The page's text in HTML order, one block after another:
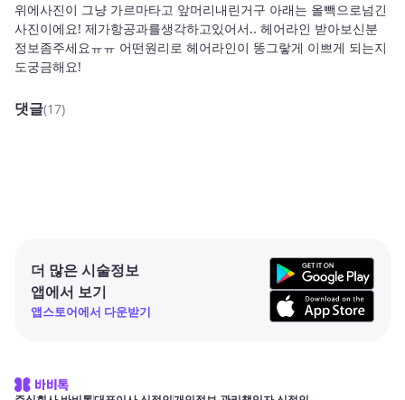
위에사진이 그냥 가르마타고 앞머리내린거구 아래는 올빽으로넘긴
사진이에요! 제가항공과를생각하고있어서.. 헤어라인 받아보신분
정보좀주세요ㅠㅠ 어떤원리로 헤어라인이 똥그랗게 이쁘게 되는지
도궁금해요!
댓글(17)
더 많은 시술정보
앱에서 보기
앱스토어에서 다운받기